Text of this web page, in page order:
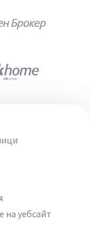
на уебсайт